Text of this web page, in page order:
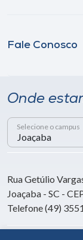
Fale Conosco
Onde
Selecione o campus
Rua Getúlio
Joaçaba - SC -
Telefone (49)